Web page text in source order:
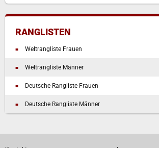
RANGLISTEN
Weltrangliste Frauen
Weltrangliste Männer
Deutsche Rangliste Frauen
Deutsche Rangliste Männer